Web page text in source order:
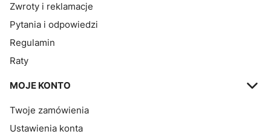
Zwroty i reklamacje
Pytania i odpowiedzi
Regulamin
Raty
MOJE KONTO
Twoje zamówienia
Ustawienia konta